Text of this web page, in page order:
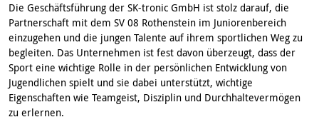
Die Geschäftsführung der SK-tronic GmbH ist stolz darauf, die
Partnerschaft mit dem SV 08 Rothenstein im Juniorenbereich
einzugehen und die jungen Talente auf ihrem sportlichen Weg zu
begleiten. Das Unternehmen ist fest davon überzeugt, dass der
Sport eine wichtige Rolle in der persönlichen Entwicklung von
Jugendlichen spielt und sie dabei unterstützt, wichtige
Eigenschaften wie Teamgeist, Disziplin und Durchhaltevermögen
zu erlernen.